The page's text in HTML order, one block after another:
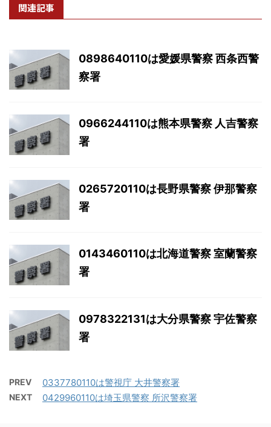
関連記事
0898640110は愛媛県警察 西条西警
察署
0966244110は熊本県警察 人吉警察
署
0265720110は長野県警察 伊那警察
署
0143460110は北海道警察 室蘭警察
署
0978322131は大分県警察 宇佐警察
署
PREV 0337780110は警視庁 大井警察署
NEXT 0429960110は埼玉県警察 所沢警察署